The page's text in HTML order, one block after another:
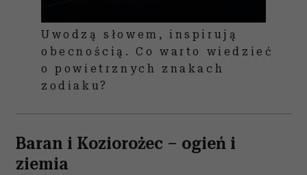
Uwodzą słowem, inspirują
obecnością. Co warto wiedzieć
o powietrznych znakach
zodiaku?
Baran i Koziorożec – ogień i
ziemia